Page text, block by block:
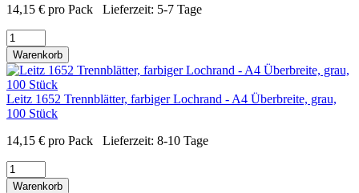
14,15 € pro Pack Lieferzeit: 5-7 Tage
Warenkorb
Leitz 1652 Trennblätter, farbiger Lochrand - A4 Überbreite, grau,
100 Stück
14,15 € pro Pack Lieferzeit: 8-10 Tage
Warenkorb